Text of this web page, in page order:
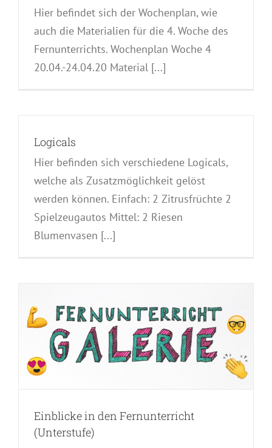
Hier befindet sich der Wochenplan, wie
auch die Materialien für die 4. Woche des
Fernunterrichts. Wochenplan Woche 4
20.04.-24.04.20 Material [...]
Logicals
Hier befinden sich verschiedene Logicals,
welche als Zusatzmöglichkeit gelöst
werden können. Einfach: 2 Zitrusfrüchte 2
Spielzeugautos Mittel: 2 Riesen
Blumenvasen [...]
Einblicke in den Fernunterricht
(Unterstufe)